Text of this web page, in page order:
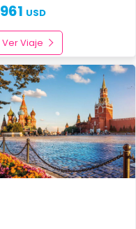
961 USD
Ver Viaje